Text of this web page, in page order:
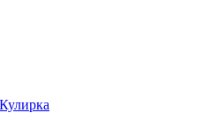
Кулирка